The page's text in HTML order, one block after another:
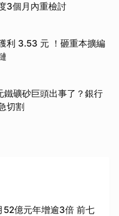
3個月內重檢討
利 3.53 元 ！砸重本擴編
鐵礦砂巨頭出事了？銀行
切割
52億元年增逾3倍 前七